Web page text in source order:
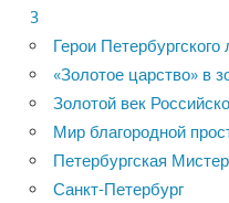
3
Герои Петербургского
«Золотое царство» в
Золотой век
Мир благородной
Петербургская
Санкт-Петербург